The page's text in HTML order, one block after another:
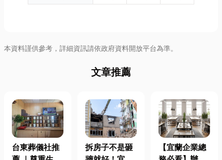
本資料謹供參考，詳細資訊請依政府資料開放平台為準。
文章推薦
台東葬儀社推
拆房子不是砸
【宜蘭企業總